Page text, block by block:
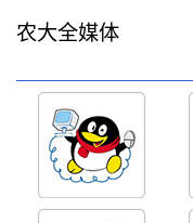
农大全媒体